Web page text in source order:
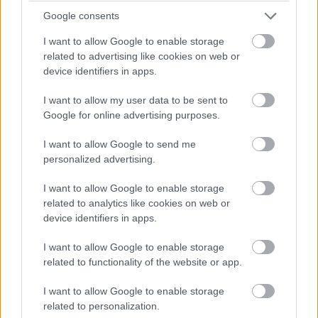
Google consents
I want to allow Google to enable storage
related to advertising like cookies on web or
device identifiers in apps.
I want to allow my user data to be sent to
Google for online advertising purposes.
I want to allow Google to send me
personalized advertising.
I want to allow Google to enable storage
related to analytics like cookies on web or
device identifiers in apps.
I want to allow Google to enable storage
related to functionality of the website or app.
I want to allow Google to enable storage
related to personalization.
DC's Creature Commandos (HBO Max)
Az HBO Maxot megcélzó hétrészes animációs sorozat a
legelső projekt, amely zöld lámpát kapott a DC filmes
Safrantól. Ez lesz az első projekt, amit láthatunk a DCU-
ból, még a legelső mozifilmet, a 2025-ös Superman:
Legacy-t is meg fogja előzni. Gunn írta minden epizódját
az azonos című képregény alapján, és különböző lények